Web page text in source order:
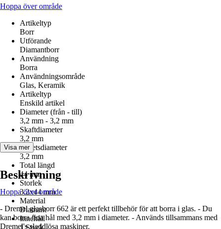
Hoppa över område
Artikeltyp
Borr
Utförande
Diamantborr
Användning
Borra
Användningsområde
Glas, Keramik
Artikeltyp
Enskild artikel
Diameter (från - till)
3,2 mm - 3,2 mm
Skaftdiameter
3,2 mm
Arbetsdiameter
3,2 mm
Total längd
44 mm
Storlek
3.2x44 mm
Material
Diamant
Innehåll
1 Styck
Visa mer
Beskrivning
Hoppa över område
- Dremel glasborr 662 är ett perfekt tillbehör för att borra i glas. - Du
kan borra fina hål med 3,2 mm i diameter. - Används tillsammans med
Dremel's sladdlösa maskiner.